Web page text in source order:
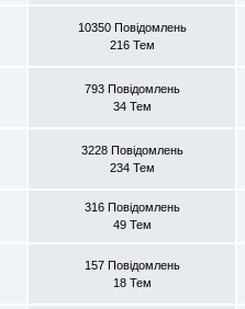
10350 Повідомлень
216 Тем
793 Повідомлень
34 Тем
3228 Повідомлень
234 Тем
316 Повідомлень
49 Тем
157 Повідомлень
18 Тем